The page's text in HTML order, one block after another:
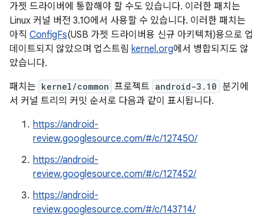
가젯 드라이버에 통합해야 할 수도 있습니다. 이러한 패치는
Linux 커널 버전 3.10에서 사용할 수 있습니다. 이러한 패치는
아직 ConfigFs(USB 가젯 드라이버용 신규 아키텍처)용으로 업
데이트되지 않았으며 업스트림 kernel.org에서 병합되지도 않
았습니다.
패치는 kernel/common 프로젝트 android-3.10 분기에
서 커널 트리의 커밋 순서로 다음과 같이 표시됩니다.
https://android-
review.googlesource.com/#/c/127450/
https://android-
review.googlesource.com/#/c/127452/
https://android-
review.googlesource.com/#/c/143714/